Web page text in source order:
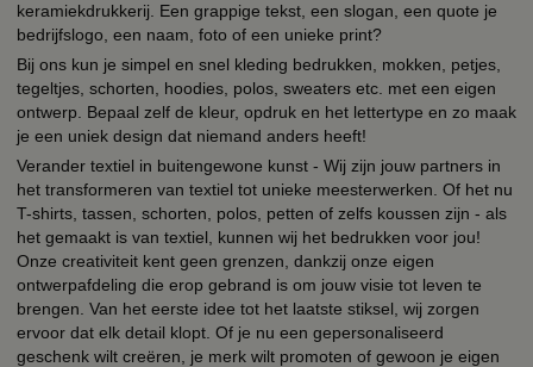
keramiekdrukkerij. Een grappige tekst, een slogan, een quote je
bedrijfslogo, een naam, foto of een unieke print?
Bij ons kun je simpel en snel kleding bedrukken, mokken, petjes,
tegeltjes, schorten, hoodies, polos, sweaters etc. met een eigen
ontwerp. Bepaal zelf de kleur, opdruk en het lettertype en zo maak
je een uniek design dat niemand anders heeft!
Verander textiel in buitengewone kunst - Wij zijn jouw partners in
het transformeren van textiel tot unieke meesterwerken. Of het nu
T-shirts, tassen, schorten, polos, petten of zelfs koussen zijn - als
het gemaakt is van textiel, kunnen wij het bedrukken voor jou!
Onze creativiteit kent geen grenzen, dankzij onze eigen
ontwerpafdeling die erop gebrand is om jouw visie tot leven te
brengen. Van het eerste idee tot het laatste stiksel, wij zorgen
ervoor dat elk detail klopt. Of je nu een gepersonaliseerd
geschenk wilt creëren, je merk wilt promoten of gewoon je eigen